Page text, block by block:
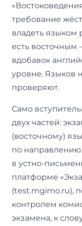
требование
владеть языком
есть восточным
вдобавок
уровне. Языков
проверяют.
Само
двух частей:
(восточному)
по
в устно-
платформе
(test.mgimo.ru),
контролем
экзамена, к